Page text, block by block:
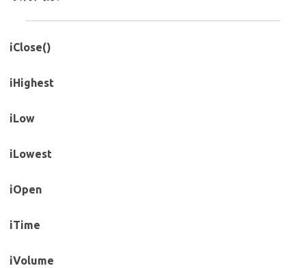
iClose()
iHighest
iLow
iLowest
iOpen
iTime
iVolume